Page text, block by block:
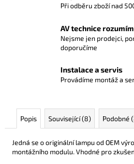
Při odběru zboží nad
AV technice
Nejsme jen prodejci,
doporučíme
Instalace a servis
Provádíme montáž a
Popis Související (8) Podobné
Jedná se o originální lampu od OEM
montážního modulu. Vhodné pro